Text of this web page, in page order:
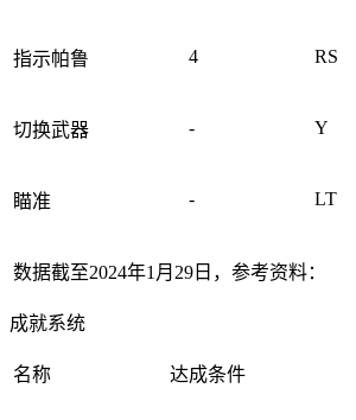
指示帕鲁 4 RS
切换武器 - Y
瞄准 - LT
数据截至2024年1月29日，参考资料：
成就系统
名称 达成条件